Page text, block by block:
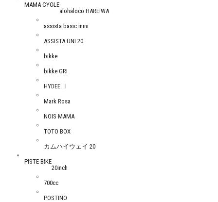
MAMA CYCLE
alohaloco HAREIWA
assista basic mini
ASSISTA UNI 20
bikke
bikke GRI
HYDEE.Ⅱ
Mark Rosa
NOIS MAMA
TOTO BOX
カムハイウェイ 20
PISTE BIKE
20inch
700cc
POSTINO